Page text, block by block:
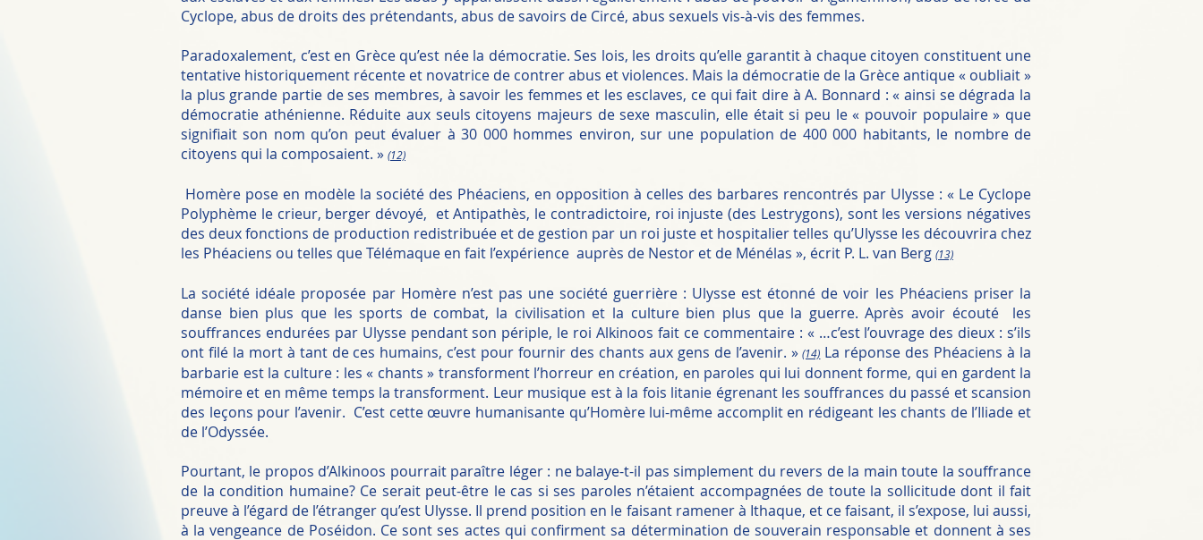
Cyclope, abus de droits des prétendants, abus de savoirs de Circé, abus sexuels vis-à-vis des femmes.
Paradoxalement, c’est en Grèce qu’est née la démocratie. Ses lois, les droits qu’elle garantit à chaque citoyen constituent une
tentative historiquement récente et novatrice de contrer abus et violences. Mais la démocratie de la Grèce antique « oubliait »
la plus grande partie de ses membres, à savoir les femmes et les esclaves, ce qui fait dire à A. Bonnard : « ainsi se dégrada la
démocratie athénienne. Réduite aux seuls citoyens majeurs de sexe masculin, elle était si peu le « pouvoir populaire » que
signifiait son nom qu’on peut évaluer à 30 000 hommes environ, sur une population de 400 000 habitants, le nombre de
citoyens qui la composaient. » (12)
Homère pose en modèle la société des Phéaciens, en opposition à celles des barbares rencontrés par Ulysse : « Le Cyclope
Polyphème le crieur, berger dévoyé, et Antipathès, le contradictoire, roi injuste (des Lestrygons), sont les versions négatives
des deux fonctions de production redistribuée et de gestion par un roi juste et hospitalier telles qu’Ulysse les découvrira chez
les Phéaciens ou telles que Télémaque en fait l’expérience auprès de Nestor et de Ménélas », écrit P. L. van Berg (13)
La société idéale proposée par Homère n’est pas une société guerrière : Ulysse est étonné de voir les Phéaciens priser la
danse bien plus que les sports de combat, la civilisation et la culture bien plus que la guerre. Après avoir écouté les
souffrances endurées par Ulysse pendant son périple, le roi Alkinoos fait ce commentaire : « …c’est l’ouvrage des dieux : s’ils
ont filé la mort à tant de ces humains, c’est pour fournir des chants aux gens de l’avenir. »(14) La réponse des Phéaciens à la
barbarie est la culture : les « chants » transforment l’horreur en création, en paroles qui lui donnent forme, qui en gardent la
mémoire et en même temps la transforment. Leur musique est à la fois litanie égrenant les souffrances du passé et scansion
des leçons pour l’avenir. C’est cette œuvre humanisante qu’Homère lui-même accomplit en rédigeant les chants de l’Iliade et
de l’Odyssée.
Pourtant, le propos d’Alkinoos pourrait paraître léger : ne balaye-t-il pas simplement du revers de la main toute la souffrance
de la condition humaine? Ce serait peut-être le cas si ses paroles n’étaient accompagnées de toute la sollicitude dont il fait
preuve à l’égard de l’étranger qu’est Ulysse. Il prend position en le faisant ramener à Ithaque, et ce faisant, il s’expose, lui aussi,
à la vengeance de Poséidon. Ce sont ses actes qui confirment sa détermination de souverain responsable et donnent à ses